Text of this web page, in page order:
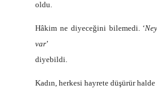
oldu.
Hâkim ne diyeceğini bilemedi. ‘
var’
diyebildi.
Kadın, herkesi hayrete düşürür